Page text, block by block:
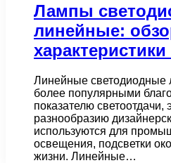
Лампы
линейные:
Линейные светодиодные
более популярными
показателю
разнообразию
используются для
освещения, подсветки
жизни. Линейные…